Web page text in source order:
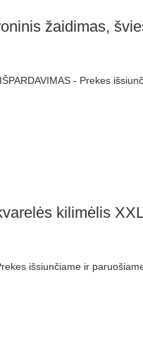
žaidimas,
IŠPARDAVIMAS - Prekes
kilimėlis
išsiunčiame ir